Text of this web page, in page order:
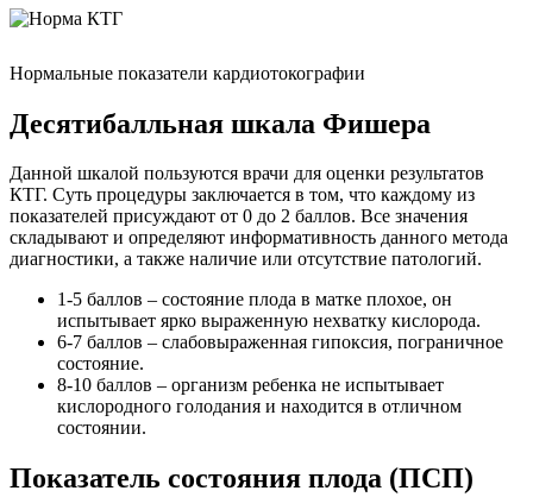
Нормальные показатели кардиотокографии
Десятибалльная шкала Фишера
Данной шкалой пользуются врачи для оценки результатов
КТГ. Суть процедуры заключается в том, что каждому из
показателей присуждают от 0 до 2 баллов. Все значения
складывают и определяют информативность данного метода
диагностики, а также наличие или отсутствие патологий.
1-5 баллов – состояние плода в матке плохое, он
испытывает ярко выраженную нехватку кислорода.
6-7 баллов – слабовыраженная гипоксия, пограничное
состояние.
8-10 баллов – организм ребенка не испытывает
кислородного голодания и находится в отличном
состоянии.
Показатель состояния плода (ПСП)